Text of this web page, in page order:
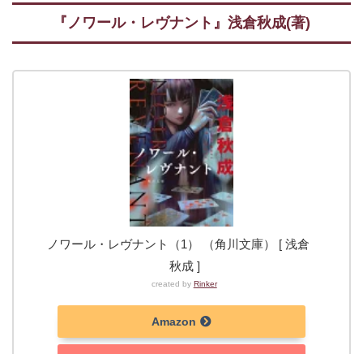
『ノワール・レヴナント 』浅倉秋成(著)
ノワール・レヴナント（1） （角川文庫） [ 浅倉
秋成 ]
created by Rinker
Amazon